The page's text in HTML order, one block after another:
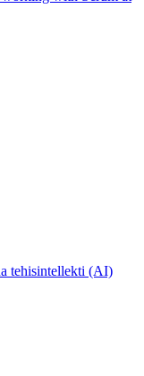
tehisintellekti (AI)